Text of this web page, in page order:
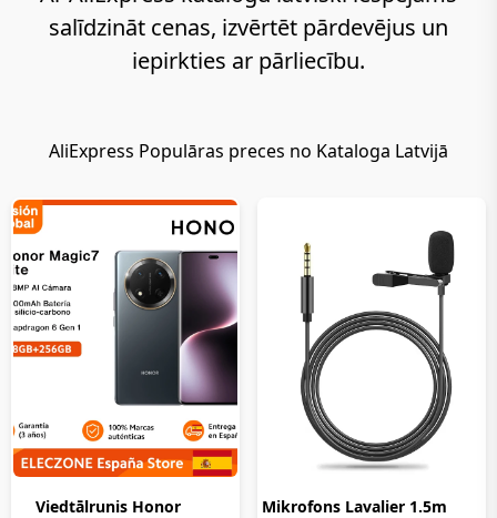
preces,
salīdzināt
cenas un
vienuviet.
Izmantojot
AliExpress
katalogu
latviešu
valodā,
iespējams
ātri
izvēlēties
produktus,
iepazīties
salīdzināt cenas, izvērtēt pārdevējus un
iepirkties ar pārliecību.
AliExpress Populāras preces no Kataloga Latvijā
Viedtālrunis Honor
Mikrofons Lavalier 1.5m